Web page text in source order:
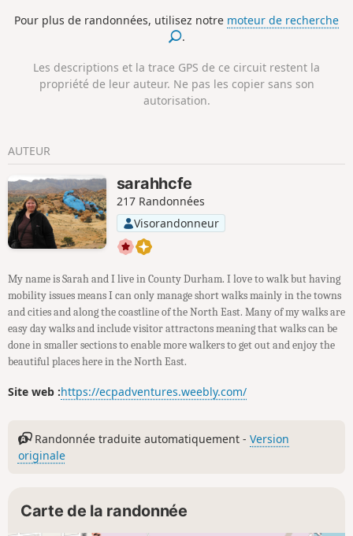
depuis des affûts spécialement aménagés.
Pour plus de randonnées, utilisez notre moteur de recherche
.
Les descriptions et la trace GPS de ce circuit restent la
propriété de leur auteur. Ne pas les copier sans son
autorisation.
AUTEUR
sarahhcfe
217 Randonnées
Visorandonneur
My name is Sarah and I live in County Durham. I love to walk but having
mobility issues means I can only manage short walks mainly in the towns
and cities and along the coastline of the North East. Many of my walks are
easy day walks and include visitor attractons meaning that walks can be
done in smaller sections to enable more walkers to get out and enjoy the
beautiful places here in the North East.
Site web :https://ecpadventures.weebly.com/
Randonnée traduite automatiquement -Version
originale
Carte de la randonnée